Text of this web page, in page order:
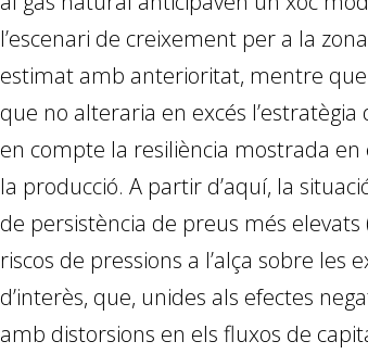
l’escenari de creixement per a la
estimat amb anterioritat, mentre
que no alteraria en excés
en compte la resiliència mostrada
la producció. A partir d’aquí, la
de persistència de preus més
riscos de pressions a l’alça sobre les
d’interès, que, unides als efectes
amb distorsions en els fluxos de